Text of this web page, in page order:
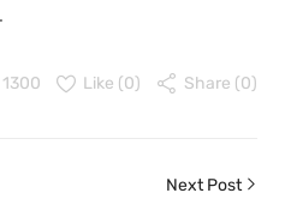
1300 Like (0) Share (0)
Next Post